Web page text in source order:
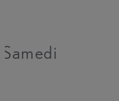
Samedi